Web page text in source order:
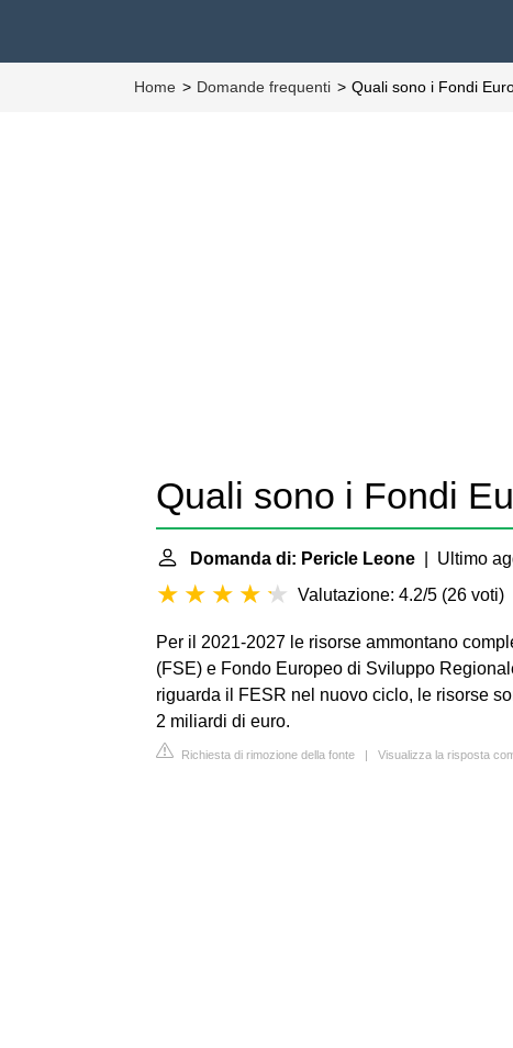
Home Domande frequenti Quali sono i Fondi
Quali sono i Fondi
Domanda di: Pericle Leone | Ultimo
Valutazione: 4.2/5 (26 voti)
Per il 2021-2027 le risorse ammontano
(FSE) e Fondo Europeo di Sviluppo
riguarda il FESR nel nuovo ciclo, le risorse
2 miliardi di euro.
Richiesta di rimozione della fonte | Visualizza la risposta